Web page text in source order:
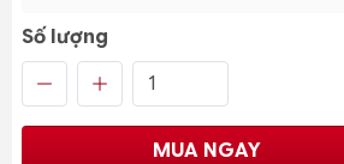
Số lượng
MUA NGAY